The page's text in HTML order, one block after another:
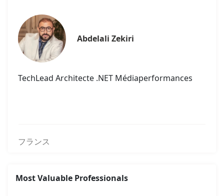
Abdelali Zekiri
TechLead Architecte .NET Médiaperformances
フランス
Most Valuable Professionals